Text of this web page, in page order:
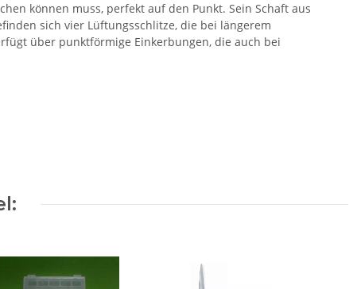
können muss, perfekt auf den Punkt. Sein Schaft aus
sich vier Lüftungsschlitze, die bei längerem
über punktförmige Einkerbungen, die auch bei